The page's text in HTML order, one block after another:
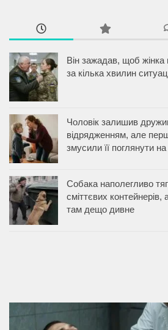
Він зажадав, щоб
за кілька хвилин
Чоловік залишив
відрядженням, але
змусили її поглянути
Собака наполегливо
сміттєвих контейнерів,
там дещо дивне